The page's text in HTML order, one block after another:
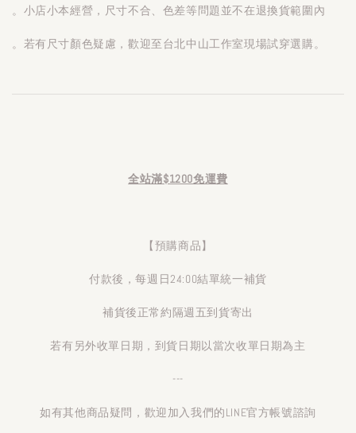
。小店小本經營，尺寸不合、色差等問題並不在退換貨範圍內
。若有尺寸顏色疑慮，歡迎至台北中山工作室現場試穿選購。
全站滿$1200免運費
【預購商品】
付款後，每週日24:00結單統一補貨
補貨後正常約隔週五到貨寄出
若有另外收單日期，到貨日期以當次收單日期為主
---
如有其他商品疑問，歡迎加入我們的LINE官方帳號諮詢